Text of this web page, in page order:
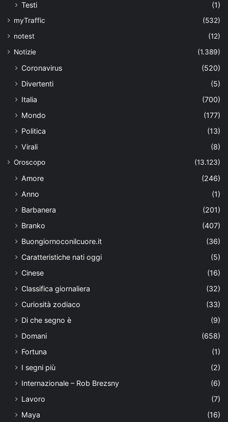
Testi
(1)
myTraffic
(532)
notest
(12)
Notizie
(1.389)
Coronavirus
(520)
Divertenti
(5)
Italia
(700)
Mondo
(177)
Politica
(13)
Virali
(8)
Oroscopo (13.123)
Amore
(246)
Anno
(1)
Barbanera
(201)
Branko
(407)
Buongiornoconilcuore.it
(36)
Caratteristiche nati oggi
(5)
Cinese
(16)
Classifica giornaliera
(32)
Curiosità zodiaco
(33)
Di che segno è
(9)
Domani
(658)
Fortuna
(1)
I segni più
(2)
Internazionale – Rob Brezsny
(6)
Lavoro
(7)
Maya
(16)